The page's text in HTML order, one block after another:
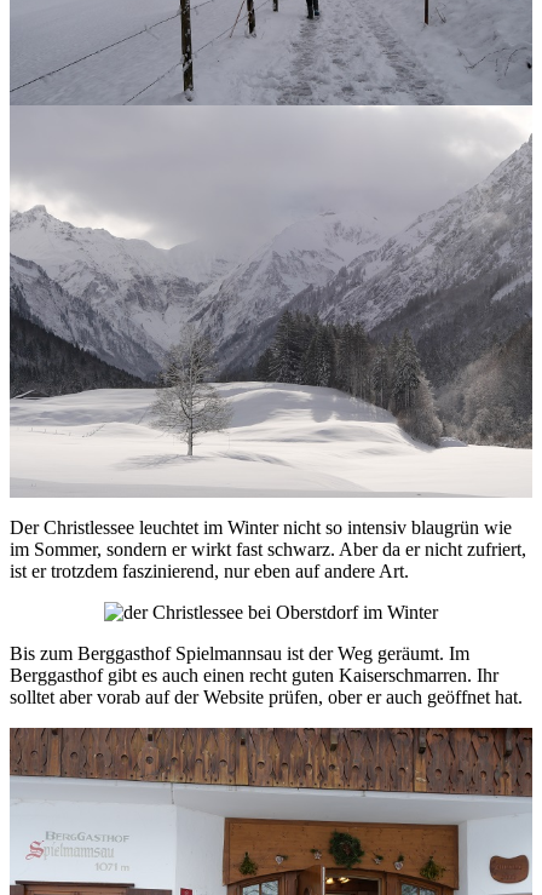
Der Christlessee leuchtet im Winter nicht so intensiv blaugrün wie
im Sommer, sondern er wirkt fast schwarz. Aber da er nicht zufriert,
ist er trotzdem faszinierend, nur eben auf andere Art.
Bis zum Berggasthof Spielmannsau ist der Weg geräumt. Im
Berggasthof gibt es auch einen recht guten Kaiserschmarren. Ihr
solltet aber vorab auf der Website prüfen, ober er auch geöffnet hat.